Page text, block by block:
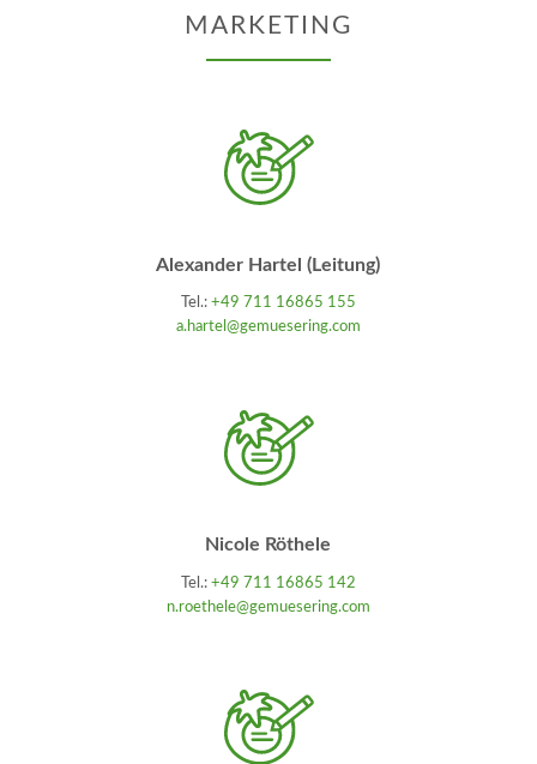
MARKETING
Alexander Hartel (Leitung)
Tel.: +49 711 16865 155
a.hartel@gemuesering.com
Nicole Röthele
Tel.: +49 711 16865 142
n.roethele@gemuesering.com